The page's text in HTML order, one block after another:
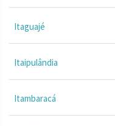
Itaguajé
Itaipulândia
Itambaracá